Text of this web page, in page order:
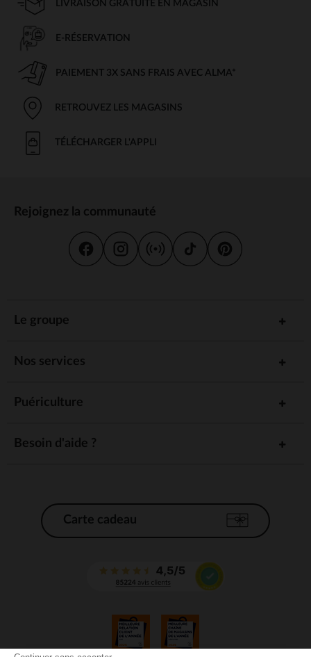
LIVRAISON GRATUITE EN MAGASIN
E-RÉSERVATION
PAIEMENT 3X SANS FRAIS AVEC ALMA*
RETROUVEZ LES MAGASINS
TÉLÉCHARGER L'APPLI
Rejoignez la communauté
Le groupe
Nos services
Puériculture
Besoin d'aide ?
Carte cadeau